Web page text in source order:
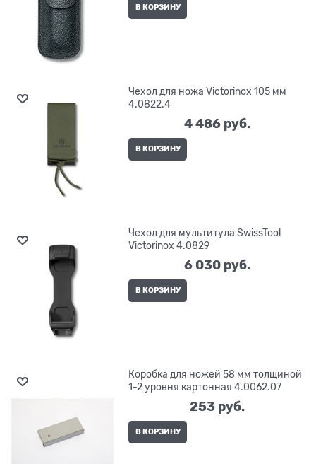
В КОРЗИНУ
Чехол для ножа Victorinox 105 мм
4.0822.4
4 486 руб.
В КОРЗИНУ
Чехол для мультитула SwissTool
Victorinox 4.0829
6 030 руб.
В КОРЗИНУ
Коробка для ножей 58 мм толщиной
1-2 уровня картонная 4.0062.07
253 руб.
В КОРЗИНУ